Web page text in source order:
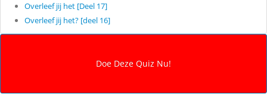
Overleef jij het [Deel 17]
Overleef jij het? [deel 16]